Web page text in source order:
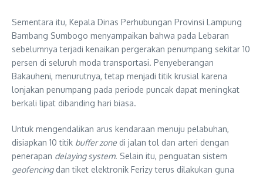
Sementara itu, Kepala Dinas Perhubungan Provinsi Lampung
Bambang Sumbogo menyampaikan bahwa pada Lebaran
sebelumnya terjadi kenaikan pergerakan penumpang sekitar 10
persen di seluruh moda transportasi. Penyeberangan
Bakauheni, menurutnya, tetap menjadi titik krusial karena
lonjakan penumpang pada periode puncak dapat meningkat
berkali lipat dibanding hari biasa.
Untuk mengendalikan arus kendaraan menuju pelabuhan,
disiapkan 10 titik buffer zone di jalan tol dan arteri dengan
penerapan delaying system. Selain itu, penguatan sistem
geofencingdan tiket elektronik Ferizy terus dilakukan guna